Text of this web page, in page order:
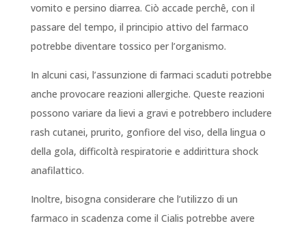
vomito e persino diarrea. Ciò accade perchê, con il
passare del tempo, il principio attivo del farmaco
potrebbe diventare tossico per l’organismo.
In alcuni casi, l’assunzione di farmaci scaduti potrebbe
anche provocare reazioni allergiche. Queste reazioni
possono variare da lievi a gravi e potrebbero includere
rash cutanei, prurito, gonfiore del viso, della lingua o
della gola, difficoltà respiratorie e addirittura shock
anafilattico.
Inoltre, bisogna considerare che l’utilizzo di un
farmaco in scadenza come il Cialis potrebbe avere